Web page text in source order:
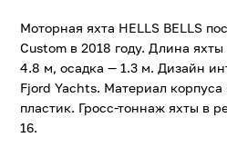
Моторная яхта HELLS BELLS
Custom в 2018 году. Длина
4.8 м, осадка — 1.3 м. Дизайн
Fjord Yachts. Материал корпуса
пластик. Гросс-тоннаж яхты в
16.